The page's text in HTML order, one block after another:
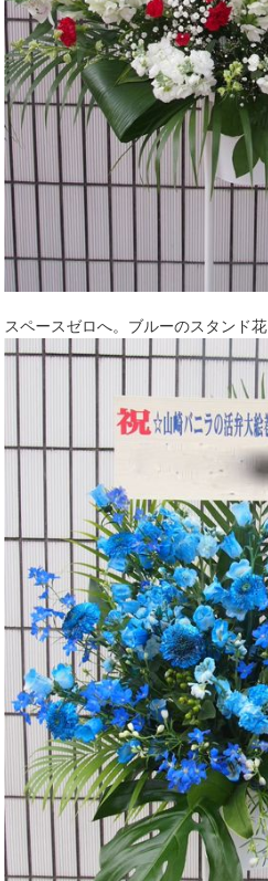
スペースゼロへ。ブルーのスタンド花